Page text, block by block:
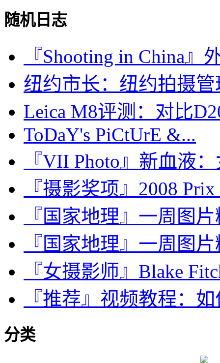
随机日志
『Shooting in China』
纽约市长：纽约拍摄
Leica M8评测：对比
ToDaY's PiCtUrE &...
『VII Photo』新血液
『摄影奖项』2008 Prix
『国家地理』一周图
『国家地理』一周图
『女摄影师』Blake
『推荐』视频教程：
分类